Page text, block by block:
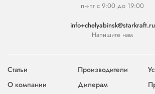
пн-пт с 9:00 до 19:00
info+chelyabinsk@starkraft.ru
Напишите нам
Статьи Производители
О компании
Дилерам